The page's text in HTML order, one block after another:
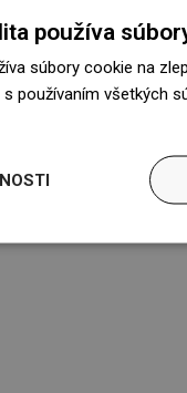
používa
súbory cookie na
používaním všetkých